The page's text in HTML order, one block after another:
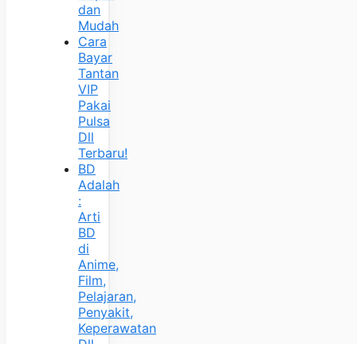
dan
Mudah
Cara
Bayar
Tantan
VIP
Pakai
Pulsa
Dll
Terbaru!
BD
Adalah
:
Arti
BD
di
Anime,
Film,
Pelajaran,
Penyakit,
Keperawatan